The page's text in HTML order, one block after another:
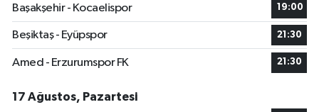
Başakşehir - Kocaelispor
19:00
Beşiktaş - Eyüpspor 21:30
Amed - Erzurumspor FK 21:30
17 Ağustos, Pazartesi